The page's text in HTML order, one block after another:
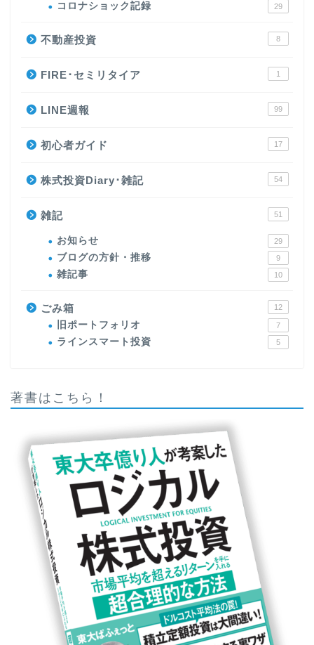
コロナショック記録 29
不動産投資 8
FIRE･セミリタイア 1
LINE週報 99
初心者ガイド 17
株式投資Diary･雑記 54
雑記 51
お知らせ 29
ブログの方針・推移 9
雑記事 10
ごみ箱 12
旧ポートフォリオ 7
ラインスマート投資 5
著書はこちら！